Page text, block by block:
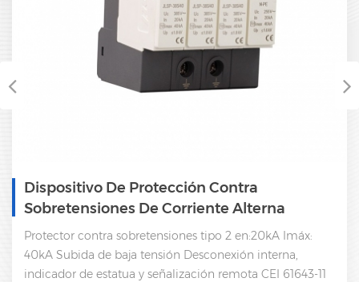
Dispositivo De Protección Contra
Sobretensiones De Corriente Alterna
Trifásica SPD 385V
Protector contra sobretensiones tipo 2 en:20kA Imáx:
40kA Subida de baja tensión Desconexión interna,
indicador de estatua y señalización remota CEI 61643-11